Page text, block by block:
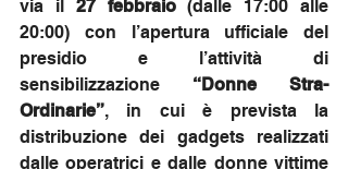
via il 27 febbraio (dalle 17:00 alle
20:00) con l’apertura ufficiale del
presidio e l’attività di
sensibilizzazione “Donne Stra-
Ordinarie”, in cui è prevista la
distribuzione dei gadgets realizzati
dalle operatrici e dalle donne vittime